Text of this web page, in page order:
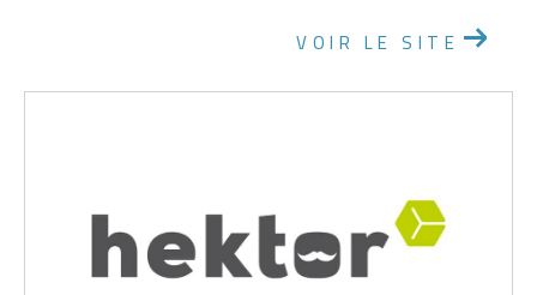
VOIR LE SITE